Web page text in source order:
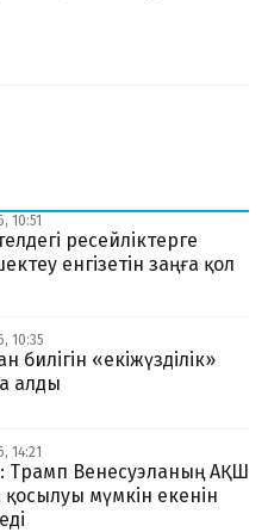
10:51
ресейліктерге
енгізетін заңға қол
10:35
билігін «екіжүзділік»
алды
14:21
Трамп Венесуэланың АҚШ
мүмкін екенін